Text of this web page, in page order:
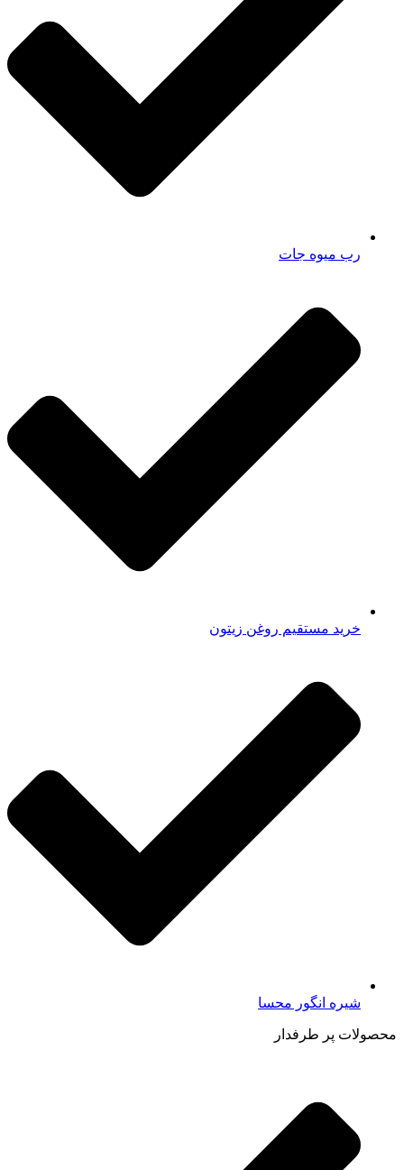
رب میوه جات
خرید مستقیم روغن زیتون
شیره انگور محسا
محصولات پر طرفدار